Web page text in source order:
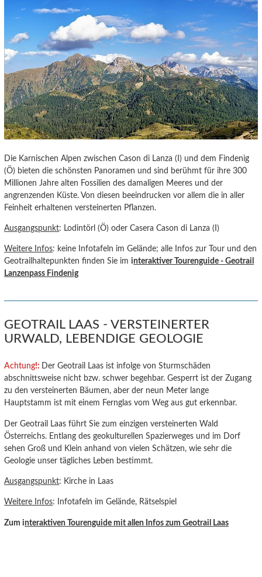
Die Karnischen Alpen zwischen Cason di Lanza (I) und dem Findenig
(Ö) bieten die schönsten Panoramen und sind berühmt für ihre 300
Millionen Jahre alten Fossilien des damaligen Meeres und der
angrenzenden Küste. Von diesen beeindrucken vor allem die in aller
Feinheit erhaltenen versteinerten Pflanzen.
Ausgangspunkt: Lodintörl (Ö) oder Casera Cason di Lanza (I)
Weitere Infos: keine Infotafeln im Gelände; alle Infos zur Tour und den
Geotrailhaltepunkten finden Sie iminteraktiver Tourenguide - Geotrail
Lanzenpass Findenig
GEOTRAIL LAAS - VERSTEINERTER
URWALD, LEBENDIGE GEOLOGIE
Achtung!: Der Geotrail Laas ist infolge von Sturmschäden
abschnittsweise nicht bzw. schwer begehbar. Gesperrt ist der Zugang
zu den versteinerten Bäumen, aber der neun Meter lange
Hauptstamm ist mit einem Fernglas vom Weg aus gut erkennbar.
Der Geotrail Laas führt Sie zum einzigen versteinerten Wald
Österreichs. Entlang des geokulturellen Spazierweges und im Dorf
sehen Groß und Klein anhand von vielen Schätzen, wie sehr die
Geologie unser tägliches Leben bestimmt.
Ausgangspunkt: Kirche in Laas
Weitere Infos: Infotafeln im Gelände, Rätselspiel
Zum interaktiven Tourenguide mit allen Infos zum Geotrail Laas